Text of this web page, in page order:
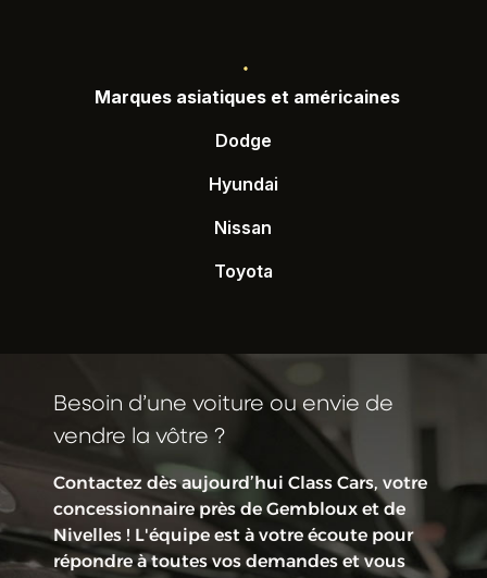
Marques asiatiques et américaines
Dodge
Hyundai
Nissan
Toyota
Besoin d’une voiture ou envie de
vendre la vôtre ?
Contactez dès aujourd’hui Class Cars, votre
concessionnaire près de Gembloux et de
Nivelles ! L'équipe est à votre écoute pour
répondre à toutes vos demandes et vous